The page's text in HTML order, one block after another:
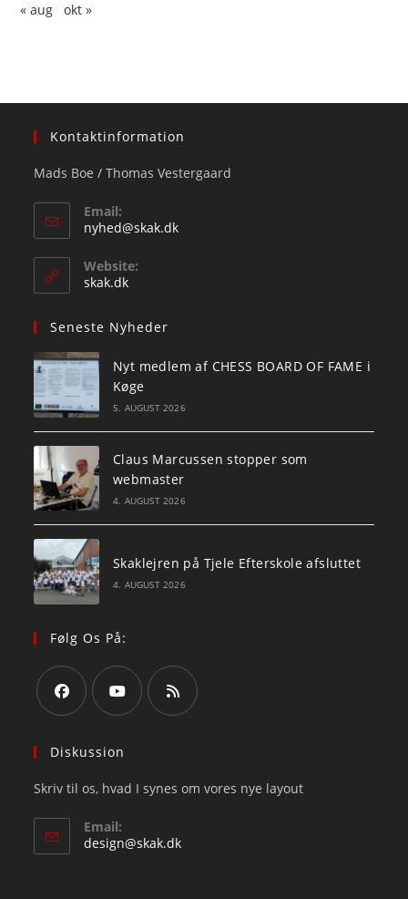
« aug okt »
Kontaktinformation
Mads Boe / Thomas Vestergaard
Email:
nyhed@skak.dkOpens
Website:
skak.dk
Seneste Nyheder
Nyt medlem af CHESS BOARD OF FAME i
Køge
5. AUGUST 2026
Claus Marcussen stopper som
webmaster
4. AUGUST 2026
Skaklejren på Tjele Efterskole afsluttet
4. AUGUST 2026
Følg Os På:
in
new
tab
in
new
new
Diskussion
Skriv til os, hvad I synes om vores nye layout
Email:
design@skak.dkOpens